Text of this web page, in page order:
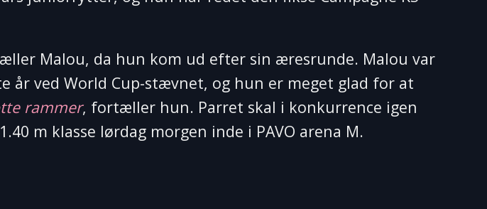
Malou, da hun kom ud efter sin æresrunde. Malou var
år ved World Cup-stævnet, og hun er meget glad for at
rammer, fortæller hun. Parret skal i konkurrence igen
m klasse lørdag morgen inde i PAVO arena M.